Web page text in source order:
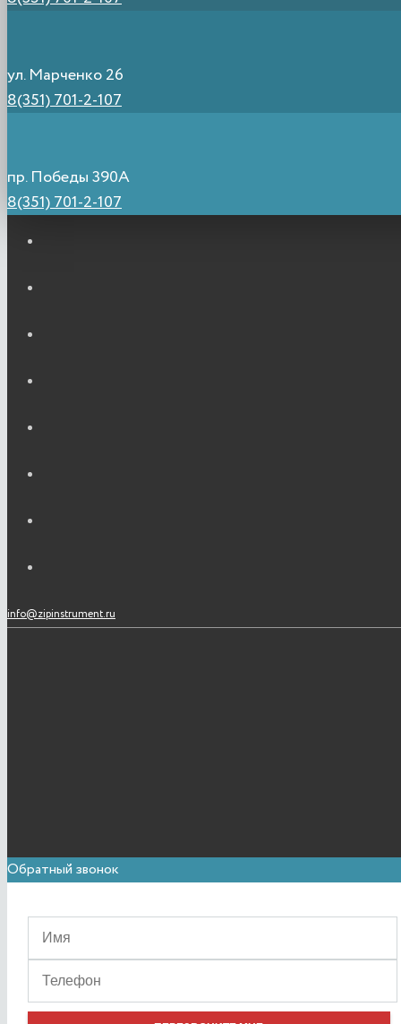
ул. Марченко 26
8(351) 701-2-107
пр. Победы 390А
8(351) 701-2-107
info@zipinstrument.ru
Обратный звонок